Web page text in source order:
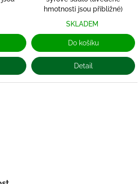
hmotnosti jsou přibližné)
SKLADEM
Do košíku
Detail